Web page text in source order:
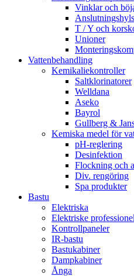
Vinklar och
T / Y och
Unioner
Vattenbehandling
Kemikaliekontroller
Saltklorinatorer
Welldana
Aseko
Bayrol
Gullberg &
Kemiska medel för
pH-reglering
Desinfektion
Flockning och
Div. rengöring
Spa produkter
Bastu
Elektriska
Elektriske professionel
Kontrollpaneler
IR-bastu
Bastukabiner
Dampkabiner
Ånga